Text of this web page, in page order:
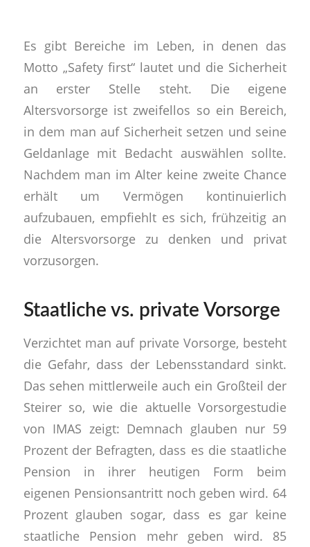
Es gibt Bereiche im Leben, in denen das
Motto „Safety first“ lautet und die Sicherheit
an erster Stelle steht. Die eigene
Altersvorsorge ist zweifellos so ein Bereich,
in dem man auf Sicherheit setzen und seine
Geldanlage mit Bedacht auswählen sollte.
Nachdem man im Alter keine zweite Chance
erhält um Vermögen kontinuierlich
aufzubauen, empfiehlt es sich, frühzeitig an
die Altersvorsorge zu denken und privat
vorzusorgen.
Staatliche vs. private Vorsorge
Verzichtet man auf private Vorsorge, besteht
die Gefahr, dass der Lebensstandard sinkt.
Das sehen mittlerweile auch ein Großteil der
Steirer so, wie die aktuelle Vorsorgestudie
von IMAS zeigt: Demnach glauben nur 59
Prozent der Befragten, dass es die staatliche
Pension in ihrer heutigen Form beim
eigenen Pensionsantritt noch geben wird. 64
Prozent glauben sogar, dass es gar keine
staatliche Pension mehr geben wird. 85